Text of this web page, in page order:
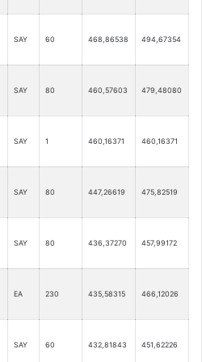
SAY 60 468,86538 494,67354
SAY 80 460,57603 479,48080
SAY 1 460,16371 460,16371
SAY 80 447,26619 475,82519
SAY 80 436,37270 457,99172
EA 230 435,58315 466,12026
SAY 60 432,81843 451,62226